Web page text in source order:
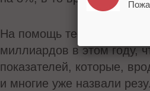
На помощь теоретически
миллиардов в этом году,
показателей, которые,
и многие уже назвали